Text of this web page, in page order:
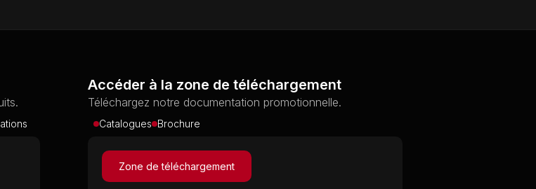
Accéder à la zone de téléchargement
Téléchargez notre documentation promotionnelle.
Catalogues Brochure
Zone de téléchargement